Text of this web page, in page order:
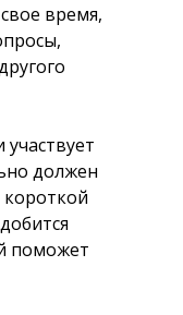
время,
должен
поможет
—